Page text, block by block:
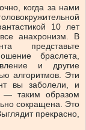
когда за нами
10 лет
анахронизм. В
представьте
браслета,
и другие
алгоритмов. Эти
вы заболели, и
— таким образом
сокращена. Это
прекрасно,